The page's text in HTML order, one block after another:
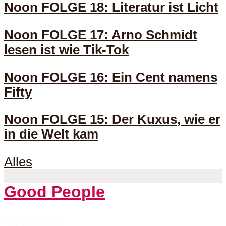
Noon FOLGE 18: Literatur ist Licht
Noon FOLGE 17: Arno Schmidt
lesen ist wie Tik-Tok
Noon FOLGE 16: Ein Cent namens
Fifty
Noon FOLGE 15: Der Kuxus, wie er
in die Welt kam
Alles
Good People